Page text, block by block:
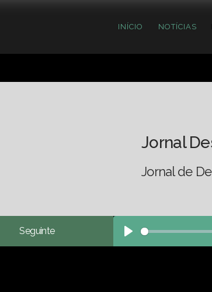
INÍCIO NOTÍCIAS
Jornal
Jornal de
Seguinte
Play